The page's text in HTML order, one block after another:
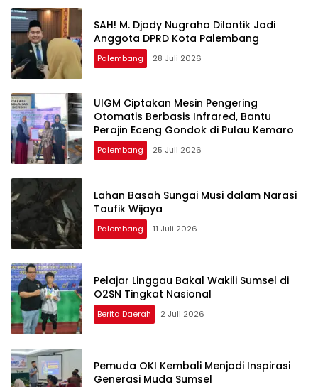
SAH! M. Djody Nugraha Dilantik Jadi
Anggota DPRD Kota Palembang
Palembang 28 Juli 2026
UIGM Ciptakan Mesin Pengering
Otomatis Berbasis Infrared, Bantu
Perajin Eceng Gondok di Pulau Kemaro
Palembang 25 Juli 2026
Lahan Basah Sungai Musi dalam Narasi
Taufik Wijaya
Palembang 11 Juli 2026
Pelajar Linggau Bakal Wakili Sumsel di
O2SN Tingkat Nasional
Berita Daerah 2 Juli 2026
Pemuda OKI Kembali Menjadi Inspirasi
Generasi Muda Sumsel